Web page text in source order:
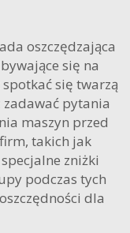
oszczędzająca
się na
spotkać się twarzą
pytania
maszyn przed
takich jak
zniżki
podczas tych
dla